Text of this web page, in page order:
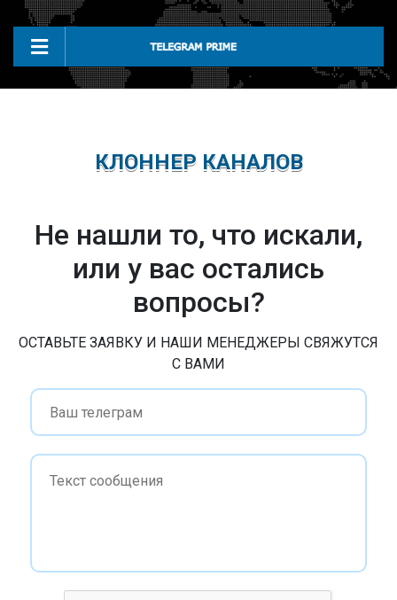
КЛОННЕР КАНАЛОВ
Не нашли то, что искали,
или у вас остались
вопросы?
ОСТАВЬТЕ ЗАЯВКУ И НАШИ МЕНЕДЖЕРЫ СВЯЖУТСЯ
С ВАМИ